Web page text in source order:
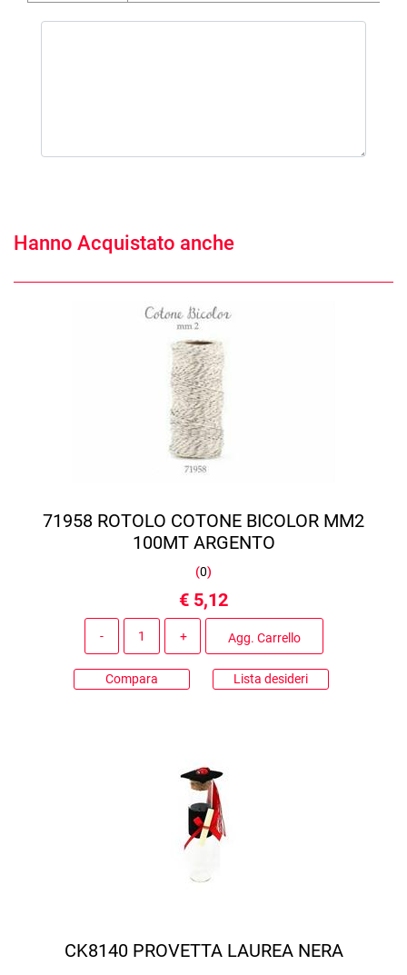
Hanno Acquistato anche
71958 ROTOLO COTONE BICOLOR MM2
100MT ARGENTO
(0)
€ 5,12
Agg. Carrello
Compara Lista desideri
CK8140 PROVETTA LAUREA NERA